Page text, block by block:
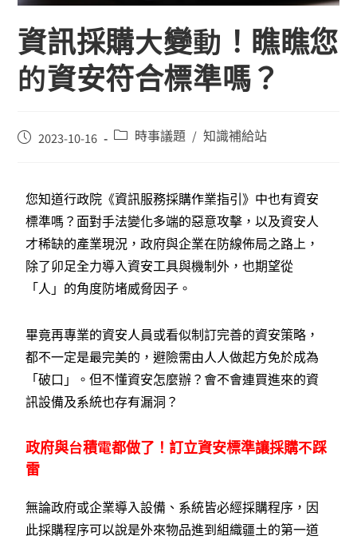
資訊採購大變動！瞧瞧您
的資安符合標準嗎？
2023-10-16 時事議題 / 知識補給站
您知道行政院《資訊服務採購作業指引》中也有資安
標準嗎？面對手法變化多端的惡意攻擊，以及資安人
才稀缺的產業現況，政府與企業在防線佈局之路上，
除了卯足全力導入資安工具與機制外，也期望從
「人」的角度防堵威脅因子。
畢竟再專業的資安人員或看似制訂完善的資安策略，
都不一定是最完美的，避險需由人人做起方免於成為
「破口」。但不懂資安怎麼辦？會不會連買進來的資
訊設備及系統也存有漏洞？
政府與台積電都做了！訂立資安標準讓採購不踩
雷
無論政府或企業導入設備、系統皆必經採購程序，因
此採購程序可以說是外來物品進到組織疆土的第一道